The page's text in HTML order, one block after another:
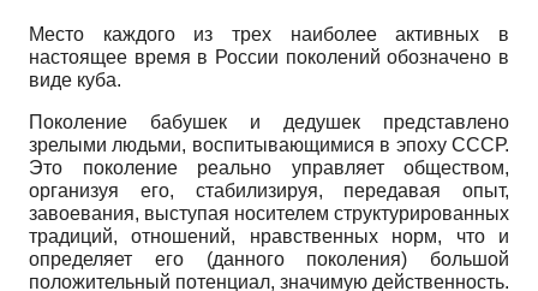
Место каждого из трех наиболее активных в
настоящее время в России поколений обозначено в
виде куба.
Поколение бабушек и дедушек представлено
зрелыми людьми, воспитывающимися в эпоху СССР.
Это поколение реально управляет обществом,
организуя его, стабилизируя, передавая опыт,
завоевания, выступая носителем структурированных
традиций, отношений, нравственных норм, что и
определяет его (данного поколения) большой
положительный потенциал, значимую действенность.